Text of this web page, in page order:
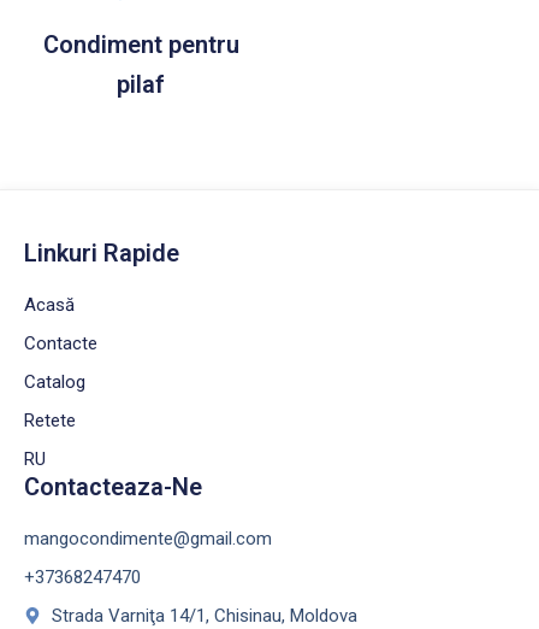
Condiment pentru
pilaf
Linkuri Rapide
Acasă
Contacte
Catalog
Retete
RU
Contacteaza-Ne
mangocondimente@gmail.com
+37368247470
Strada Varniţa 14/1, Chisinau, Moldova